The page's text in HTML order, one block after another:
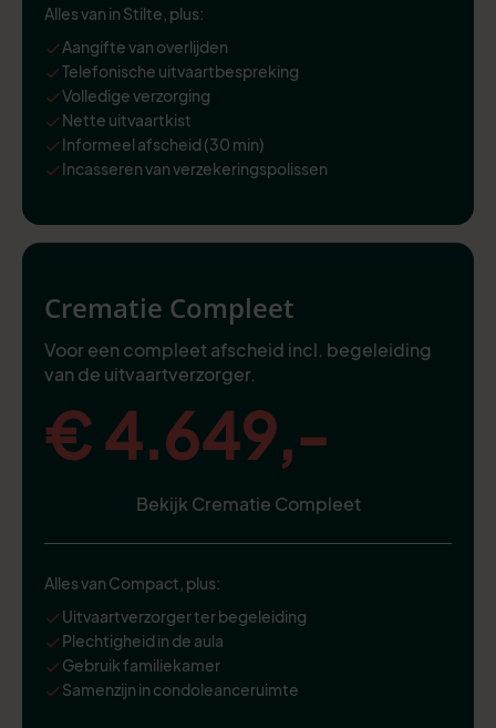
Alles van in Stilte, plus:
Aangifte van overlijden
Telefonische uitvaartbespreking
Volledige verzorging
Nette uitvaartkist
Informeel afscheid (30 min)
Incasseren van verzekeringspolissen
Crematie Compleet
Voor een compleet afscheid incl. begeleiding
van de uitvaartverzorger.
€ 4.649,-
Bekijk Crematie Compleet
Alles van Compact, plus:
Uitvaartverzorger ter begeleiding
Plechtigheid in de aula
Gebruik familiekamer
Samenzijn in condoleanceruimte